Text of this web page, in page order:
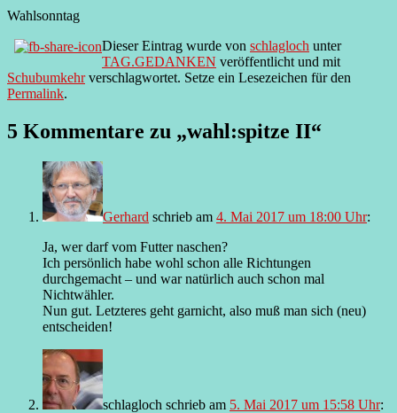
Wahlsonntag
Dieser Eintrag wurde von schlagloch unter
TAG.GEDANKEN veröffentlicht und mit
Schubumkehrverschlagwortet. Setze ein Lesezeichen für den
Permalink.
5 Kommentare zu „wahl:spitze II“
Gerhard schrieb am 4. Mai 2017 um 18:00 Uhr:
Ja, wer darf vom Futter naschen?
Ich persönlich habe wohl schon alle Richtungen
durchgemacht – und war natürlich auch schon mal
Nichtwähler.
Nun gut. Letzteres geht garnicht, also muß man sich (neu)
entscheiden!
schlagloch schrieb am 5. Mai 2017 um 15:58 Uhr: